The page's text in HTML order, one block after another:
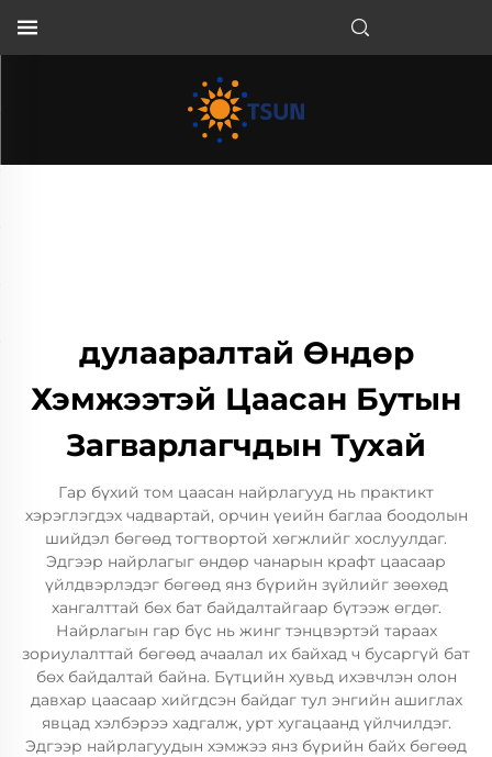
дулааралтай Өндөр
Хэмжээтэй Цаасан Бутын
Загварлагчдын Тухай
Гар бүхий том цаасан найрлагууд нь практикт
хэрэглэгдэх чадвартай, орчин үеийн баглаа боодолын
шийдэл бөгөөд тогтвортой хөгжлийг хослуулдаг.
Эдгээр найрлагыг өндөр чанарын крафт цаасаар
үйлдвэрлэдэг бөгөөд янз бүрийн зүйлийг зөөхөд
хангалттай бөх бат байдалтайгаар бүтээж өгдөг.
Найрлагын гар бүс нь жинг тэнцвэртэй тараах
зориулалттай бөгөөд ачаалал их байхад ч бусаргүй бат
бөх байдалтай байна. Бүтцийн хувьд ихэвчлэн олон
давхар цаасаар хийгдсэн байдаг тул энгийн ашиглах
явцад хэлбэрээ хадгалж, урт хугацаанд үйлчилдэг.
Эдгээр найрлагуудын хэмжээ янз бүрийн байх бөгөөд